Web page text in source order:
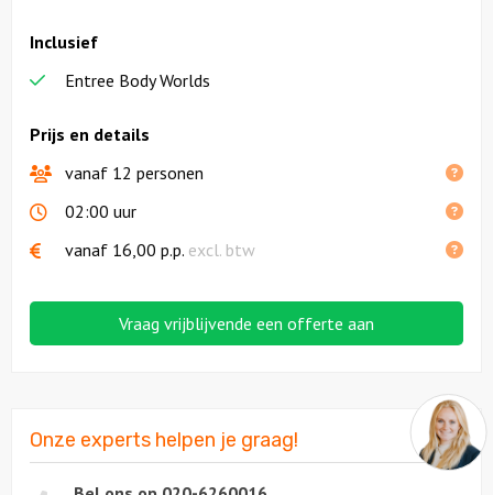
Prijs en details
vanaf 12 personen
02:00 uur
vanaf 16,00 p.p. excl. btw
Inclusief
Entree Body Worlds
Vraag vrijblijvende een offerte aan
Onze experts helpen je graag!